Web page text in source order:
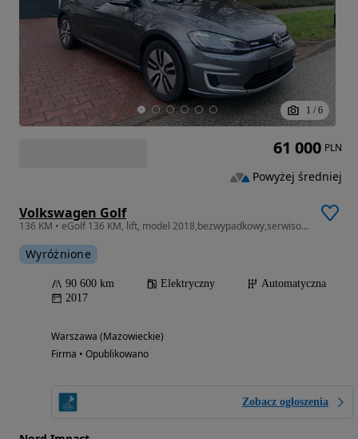
1 / 6
Volkswagen Golf
136 KM • eGolf 136 KM, lift, model 2018,bezwypadkowy,serwisowany,faktura VAT
Wyróżnione
90 600 km Elektryczny
Automatyczna
2017
Warszawa (Mazowieckie)
Firma • Opublikowano
Zobacz ogłoszenia
61 000 PLN
Powyżej średniej